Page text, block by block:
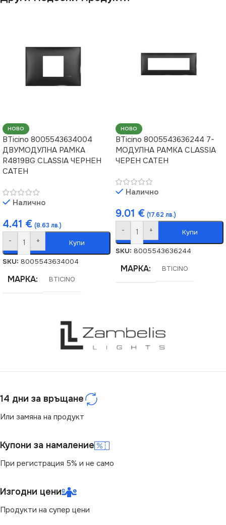
НОВО
BTicino 8005543634004
ДВУМОДУЛНА РАМКА
R4819BG CLASSIA ЧЕРНЕН
САТЕН
Налично
4.41 € (8.63 лв.)
- + Купи
SKU: 8005543634004
МАРКА BTICINO
НОВО
BTicino 8005543636244 7-
МОДУЛНА РАМКА CLASSIA
ЧЕРЕН САТЕН
Налично
9.01 € (17.62 лв.)
- + Купи
SKU: 8005543636244
МАРКА BTICINO
14 дни за връщане
Или замяна на продукт
Купони за намаление
При регистрация 5% и не само
Изгодни цени
Продукти на супер цени